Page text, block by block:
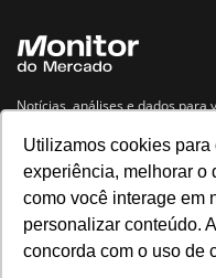
Utilizamos cookies para
experiência, melhorar o
como você interage em
personalizar conteúdo.
concorda com o uso de
Notícias, análises e dados para
Navegue no site
Últimas notícias Quem
Política de privacidade